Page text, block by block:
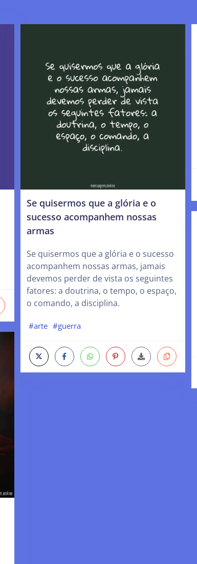
Se quisermos que a glória e o
sucesso acompanhem nossas
armas
Se quisermos que a glória e o sucesso
acompanhem nossas armas, jamais
devemos perder de vista os seguintes
fatores: a doutrina, o tempo, o espaço,
o comando, a disciplina.
#arte #guerra